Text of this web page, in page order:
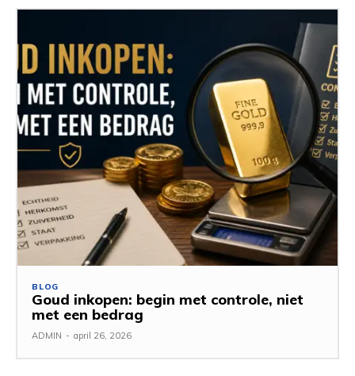
BLOG
Goud inkopen: begin met controle, niet
met een bedrag
ADMIN - april 26, 2026